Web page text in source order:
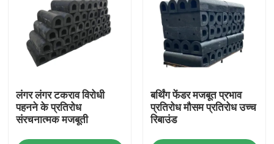
लंगर लंगर टकराव विरोधी
पहनने के प्रतिरोध
संरचनात्मक मजबूती
बर्थिंग फेंडर मजबूत प्रभाव
प्रतिरोध मौसम प्रतिरोध उच्च
रिबाउंड